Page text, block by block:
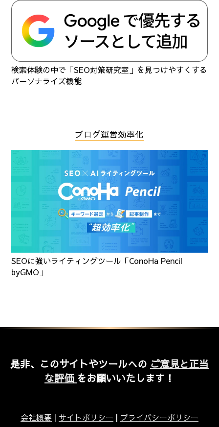
検索体験の中で「SEO対策研究室」を見つけやすくする
パーソナライズ機能
ブログ運営効率化
SEOに強いライティングツール「ConoHa Pencil
byGMO」
是非、このサイトやツールへの ご意見と正当
な評価 をお願いいたします！
会社概要 | サイトポリシー | プライバシーポリシー